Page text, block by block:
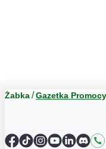
Żabka Gazetka
Facebook
TikTokInstagram
YouTube